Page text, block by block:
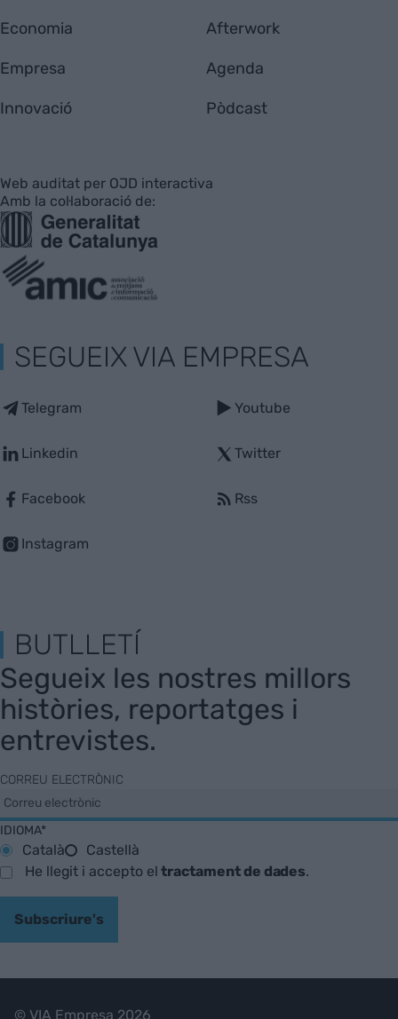
Economia
Empresa
Innovació
Afterwork
Agenda
Pòdcast
Web auditat per OJD interactiva
Amb la col·laboració de:
SEGUEIX VIA EMPRESA
Telegram
Linkedin
Facebook
Instagram
Youtube
Twitter
Rss
BUTLLETÍ
Segueix les nostres millors
històries, reportatges i
entrevistes.
CORREU ELECTRÒNIC
IDIOMA*
Català
Castellà
He llegit i accepto eltractament de dades.
Subscriure's
© VIA Empresa 2026